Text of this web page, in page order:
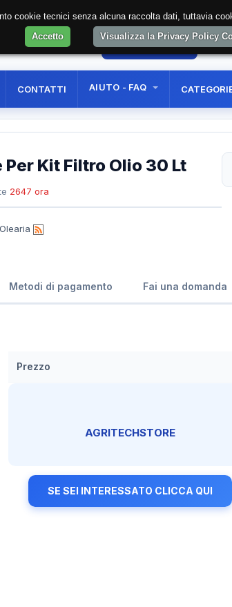
AREA RISERVATA
CONTATTI AIUTO - FAQ
Per Kit Filtro Olio 30 Lt
2647 ora
Olearia
Metodi di pagamento Fai una domanda
Prezzo
AGRITECHSTORE
SE SEI INTERESSATO CLICCA QUI
cookie tecnici senza alcuna raccolta dati, tuttavia
Accetto
Visualizza la Privacy Policy